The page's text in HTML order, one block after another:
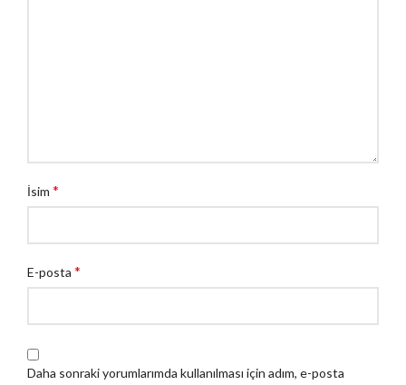
İsim *
E-posta *
Daha sonraki yorumlarımda kullanılması için adım, e-posta